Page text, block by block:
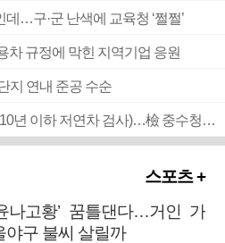
…구·군 난색에 교육청 ‘쩔쩔’
규정에 막힌 지역기업 응원
지 연내 준공 수순
■ 검사 신분 버리고 직급하향(10년 이하 저연차 검사)…檢 중수청행 기피
스포츠 +
나고황’ 꿈틀댄다…거인 가
야구 불씨 살릴까